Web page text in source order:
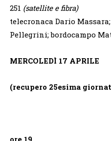
251 (satellite e fibra)
telecronaca Dario
Pellegrini; bordocampo
MERCOLEDÌ 17 APRILE
(recupero 25esima
ore 19